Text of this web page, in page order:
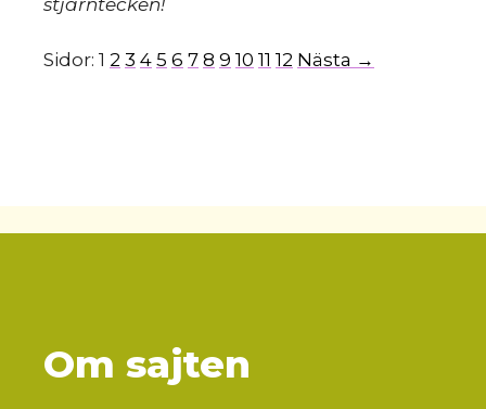
stjärntecken!
Sidor: 1 2 3 4 5 6 7 8 9 10 11 12 Nästa →
Om sajten